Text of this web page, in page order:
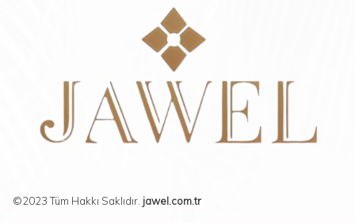
©2023 Tüm Hakkı Saklıdır. jawel.com.tr